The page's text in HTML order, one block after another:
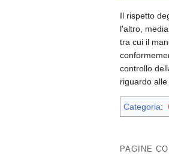
Il rispetto
l'altro,
tra cui il
controllo
riguardo
Categoria:
PAGINE